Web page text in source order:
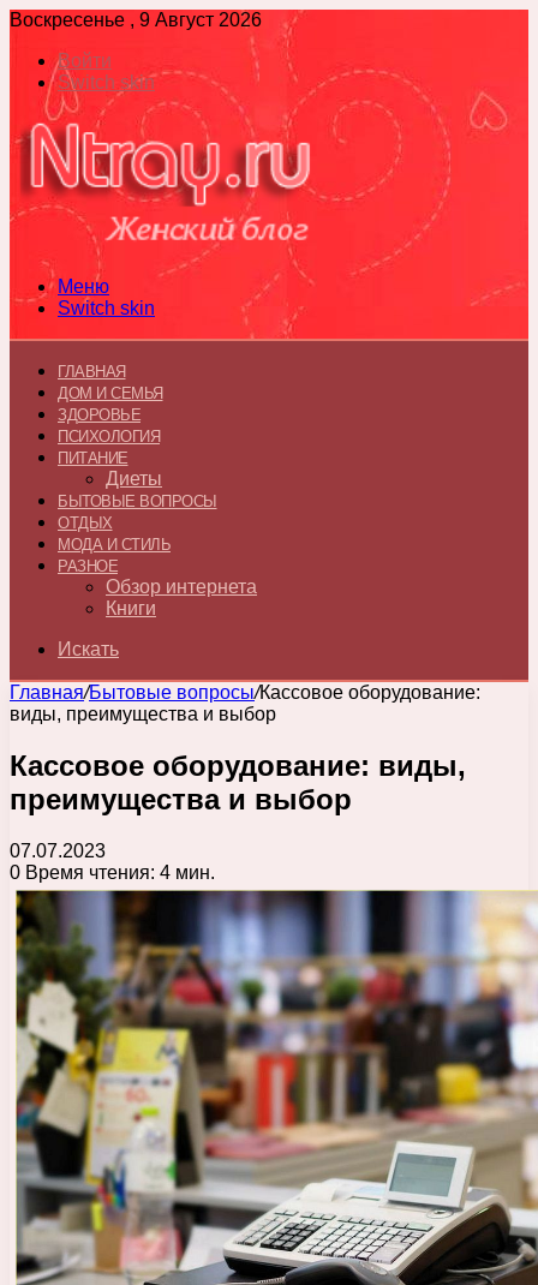
Воскресенье , 9 Август 2026
Войти
Switch skin
Меню
Switch skin
ГЛАВНАЯ
ДОМ И СЕМЬЯ
ЗДОРОВЬЕ
ПСИХОЛОГИЯ
ПИТАНИЕ
Диеты
БЫТОВЫЕ ВОПРОСЫ
ОТДЫХ
МОДА И СТИЛЬ
РАЗНОЕ
Обзор интернета
Книги
Искать
Главная/Бытовые вопросы/Кассовое оборудование:
виды, преимущества и выбор
Кассовое оборудование: виды,
преимущества и выбор
07.07.2023
0 Время чтения: 4 мин.